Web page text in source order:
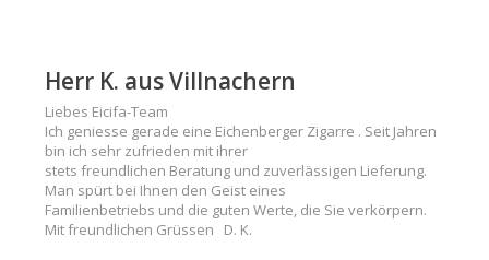
Herr K. aus Villnachern
Liebes Eicifa-Team
Ich geniesse gerade eine Eichenberger Zigarre . Seit Jahren
bin ich sehr zufrieden mit ihrer
stets freundlichen Beratung und zuverlässigen Lieferung.
Man spürt bei Ihnen den Geist eines
Familienbetriebs und die guten Werte, die Sie verkörpern.
Mit freundlichen Grüssen D. K.